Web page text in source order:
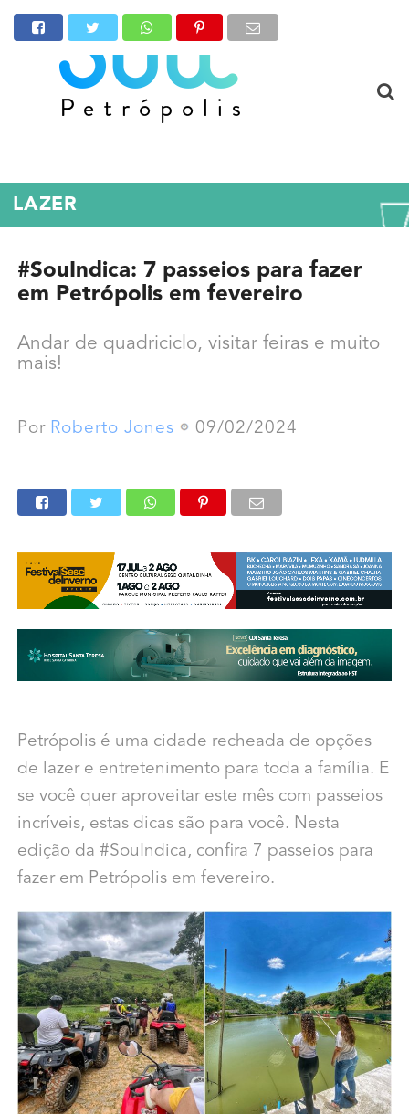
LAZER
#SouIndica: 7 passeios para fazer
em Petrópolis em fevereiro
Andar de quadriciclo, visitar feiras e muito
mais!
Por Roberto Jones 09/02/2024
Petrópolis é uma cidade recheada de opções
de lazer e entretenimento para toda a família. E
se você quer aproveitar este mês com passeios
incríveis, estas dicas são para você. Nesta
edição da #SouIndica, confira 7 passeios para
fazer em Petrópolis em fevereiro.